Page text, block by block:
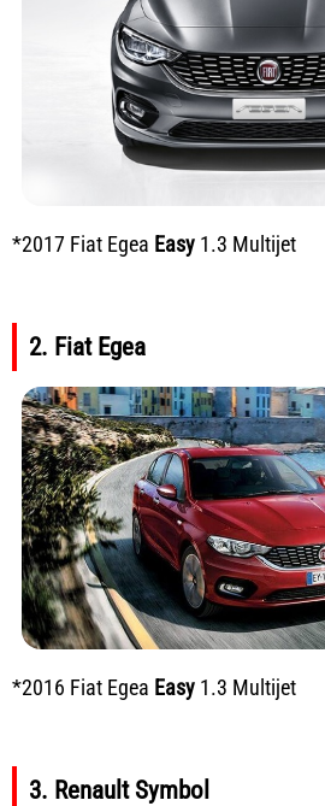
*2017 Fiat Egea Easy 1.3 Multijet
2. Fiat Egea
*2016 Fiat Egea Easy 1.3 Multijet
3. Renault Symbol